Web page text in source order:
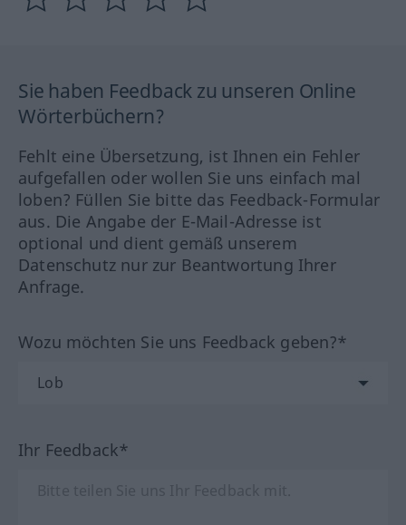
Sie haben Feedback zu unseren Online
Wörterbüchern?
Fehlt eine Übersetzung, ist Ihnen ein Fehler
aufgefallen oder wollen Sie uns einfach mal
loben? Füllen Sie bitte das Feedback-Formular
aus. Die Angabe der E-Mail-Adresse ist
optional und dient gemäß unserem
Datenschutz nur zur Beantwortung Ihrer
Anfrage.
Wozu möchten Sie uns Feedback geben?*
Ihr Feedback*